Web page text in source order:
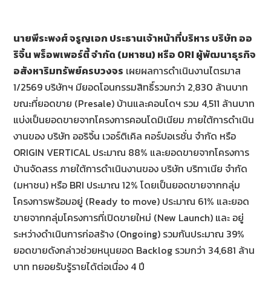
นายพีระพงศ์ จรูญเอก ประธานเจ้าหน้าที่บริหาร บริษัท ออ
ริจิ้น พร็อพเพอร์ตี้ จำกัด (มหาชน) หรือ ORI ผู้พัฒนาธุรกิจ
อสังหาริมทรัพย์ครบวงจร เผยผลการดำเนินงานไตรมาส
1/2569 บริษัทฯ มียอดโอนกรรมสิทธิ์รวมกว่า 2,830 ล้านบาท
ขณะที่ยอดขาย (Presale) บ้านและคอนโดฯ รวม 4,511 ล้านบาท
แบ่งเป็นยอดขายจากโครงการคอนโดมิเนียม ภายใต้การดำเนิน
งานของ บริษัท ออริจิ้น เวอร์ติเคิล คอร์ปอเรชั่น จำกัด หรือ
ORIGIN VERTICAL ประมาณ 88% และยอดขายจากโครงการ
บ้านจัดสรร ภายใต้การดำเนินงานของ บริษัท บริทาเนีย จำกัด
(มหาชน) หรือ BRI ประมาณ 12% โดยเป็นยอดขายจากกลุ่ม
โครงการพร้อมอยู่ (Ready to move) ประมาณ 61% และยอด
ขายจากกลุ่มโครงการที่เปิดขายใหม่ (New Launch) และ อยู่
ระหว่างดำเนินการก่อสร้าง (Ongoing) รวมกันประมาณ 39%
ยอดขายดังกล่าวช่วยหนุนยอด Backlog รวมกว่า 34,681 ล้าน
บาท ทยอยรับรู้รายได้ต่อเนื่อง 4 ปี